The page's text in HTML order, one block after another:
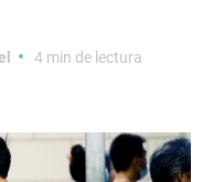
4 min de lectura